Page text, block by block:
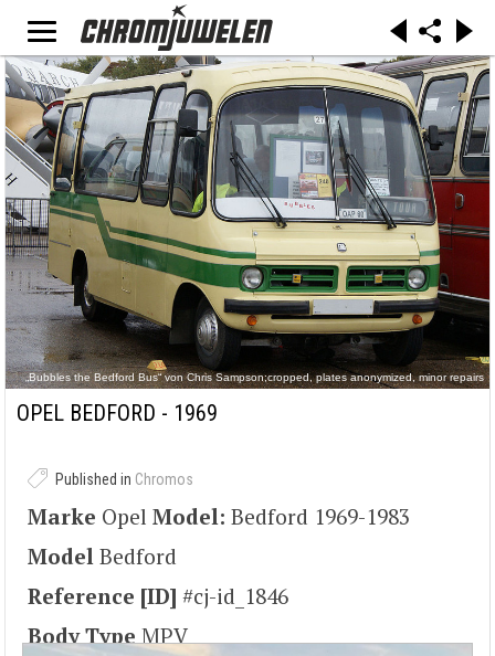
„Bubbles the Bedford Bus“ von Chris Sampson;cropped, plates anonymized, minor repairs
by uploader Mr.choppers - CNR274T 260910 CPS. Lizenziert unter CC BY 2.0 über
https://commons.wikimedia.org/wiki/File:Bubbles_the_Bedford_Bus.jpg#/media/File:Bubbles_
OPEL BEDFORD - 1969
Published in Chromos
Marke Opel Model: Bedford 1969-1983
Model Bedford
Reference [ID] #cj-id_1846
Body Type MPV